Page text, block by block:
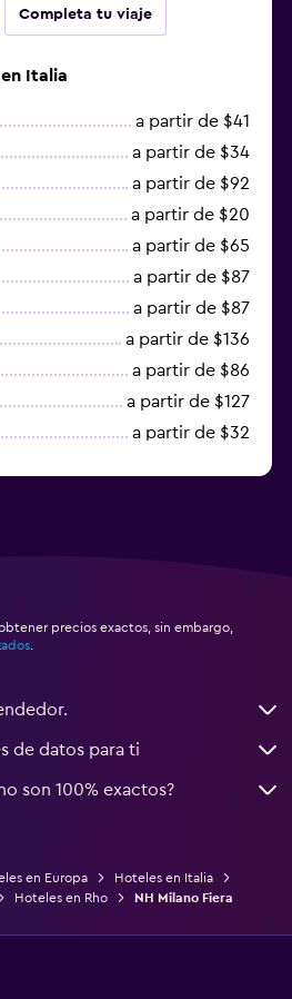
Completa tu viaje
Italia
a partir de $41
a partir de $34
a partir de $92
a partir de $20
a partir de $65
a partir de $87
a partir de $87
a partir de $136
a partir de $86
a partir de $127
a partir de $32
precios exactos, sin embargo,
de datos para ti
son 100% exactos?
en Europa
Hoteles en Italia
Hoteles en Rho NH Milano Fiera